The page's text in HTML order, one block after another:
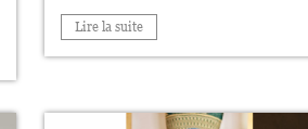
Lire la suite